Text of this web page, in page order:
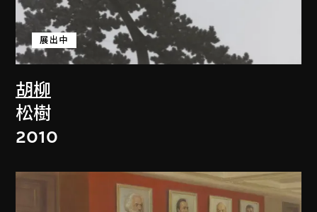
胡柳
展出中
松樹
2010